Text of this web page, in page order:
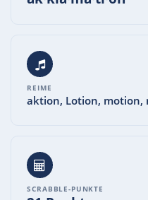
REIME
aktion, Lotion,
SCRABBLE-PUNKTE